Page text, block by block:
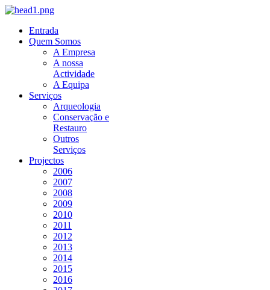
Entrada
Quem Somos
A Empresa
A nossa
Actividade
A Equipa
Serviços
Arqueologia
Conservação e
Restauro
Outros
Serviços
Projectos
2006
2007
2008
2009
2010
2011
2012
2013
2014
2015
2016